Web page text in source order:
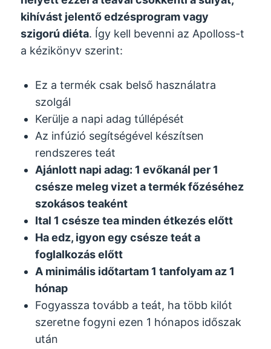
kihívást jelentő edzésprogram vagy
szigorú diéta. Így kell bevenni az Apolloss-t
a kézikönyv szerint:
Ez a termék csak belső használatra
szolgál
Kerülje a napi adag túllépését
Az infúzió segítségével készítsen
rendszeres teát
Ajánlott napi adag: 1 evőkanál per 1
csésze meleg vizet a termék főzéséhez
szokásos teaként
Ital 1 csésze tea minden étkezés előtt
Ha edz, igyon egy csésze teát a
foglalkozás előtt
A minimális időtartam 1 tanfolyam az 1
hónap
Fogyassza tovább a teát, ha több kilót
szeretne fogyni ezen 1 hónapos időszak
után